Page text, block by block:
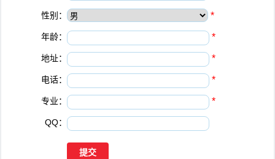
性别： *
年龄： *
地址： *
电话： *
专业： *
QQ：